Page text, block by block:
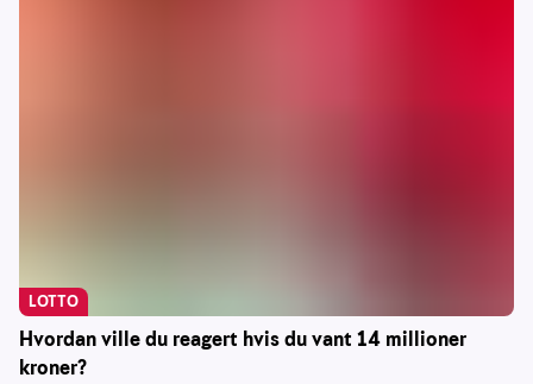
Hvordan ville du reagert hvis du vant 14 millioner
kroner?
LOTTO